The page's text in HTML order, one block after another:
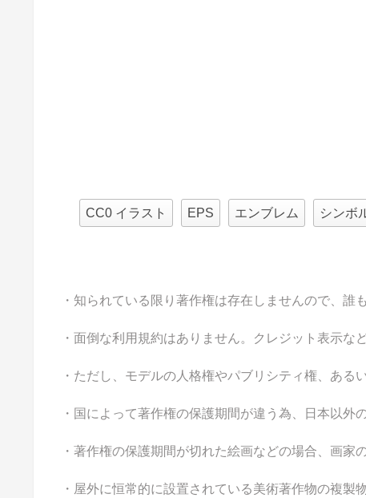
CC0 イラスト EPS エンブレム シンボ
・知られている限り著作権は存在しませんので、誰
・面倒な利用規約はありません。クレジット表示な
・ただし、モデルの人格権やパブリシティ権、ある
・国によって著作権の保護期間が違う為、日本以外
・著作権の保護期間が切れた絵画などの場合、画家
・屋外に恒常的に設置されている美術著作物の複製